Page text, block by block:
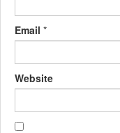
Email *
Website